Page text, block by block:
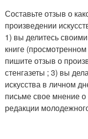
Составьте отзыв о
произведении
1) вы делитесь
книге
пишите отзыв о
стенгазеты ; 3) вы
искусства в личном
письме свое мнение
редакции